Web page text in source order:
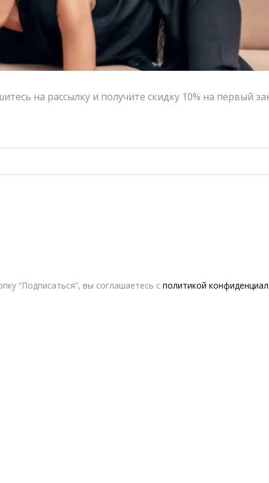
на рассылку и получите скидку 10% на первый
“Подписаться”, вы соглашаетесь с политикой